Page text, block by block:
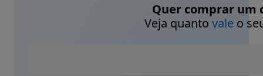
Quer comprar um
Veja quanto valeo